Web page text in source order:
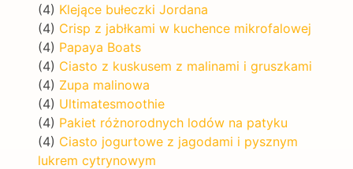
(4) Klejące bułeczki Jordana
(4) Crisp z jabłkami w kuchence mikrofalowej
(4) Papaya Boats
(4) Ciasto z kuskusem z malinami i gruszkami
(4) Zupa malinowa
(4) Ultimatesmoothie
(4) Pakiet różnorodnych lodów na patyku
(4) Ciasto jogurtowe z jagodami i pysznym
lukrem cytrynowym